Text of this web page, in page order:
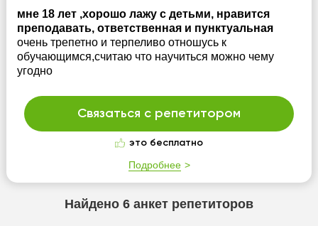
мне 18 лет ,хорошо лажу с детьми, нравится
преподавать, ответственная и пунктуальная
очень трепетно и терпеливо отношусь к
обучающимся,считаю что научиться можно чему
угодно
Связаться с репетитором
это бесплатно
Подробнее
Найдено 6 анкет репетиторов